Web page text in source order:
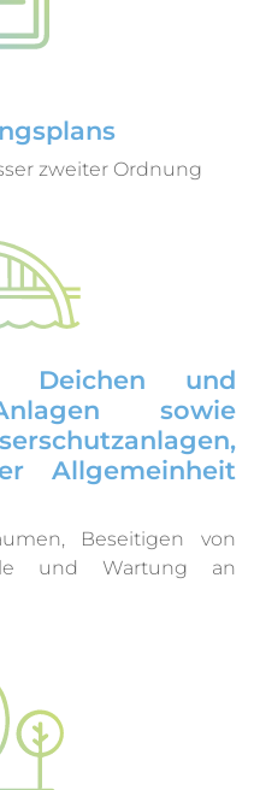
zweiter Ordnung
Deichen und
sowie
Allgemeinheit
Beseitigen von
und Wartung an